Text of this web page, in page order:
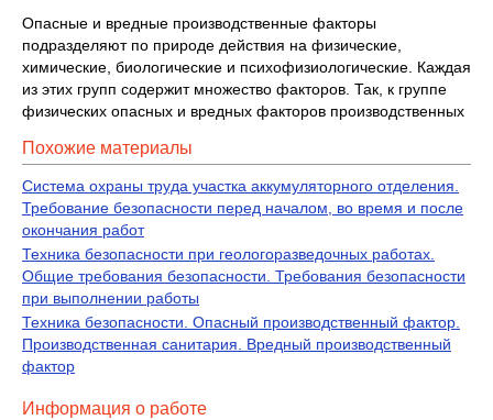
Опасные и вредные производственные факторы
подразделяют по природе действия на физические,
химические, биологические и психофизиологические. Каждая
из этих групп содержит множество факторов. Так, к группе
физических опасных и вредных факторов производственных
Похожие материалы
Система охраны труда участка аккумуляторного отделения.
Требование безопасности перед началом, во время и после
окончания работ
Техника безопасности при геологоразведочных работах.
Общие требования безопасности. Требования безопасности
при выполнении работы
Техника безопасности. Опасный производственный фактор.
Производственная санитария. Вредный производственный
фактор
Информация о работе